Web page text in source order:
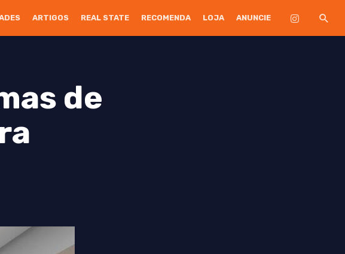
ARTIGOS REAL STATE RECOMENDA LOJA ANUNCIE
de